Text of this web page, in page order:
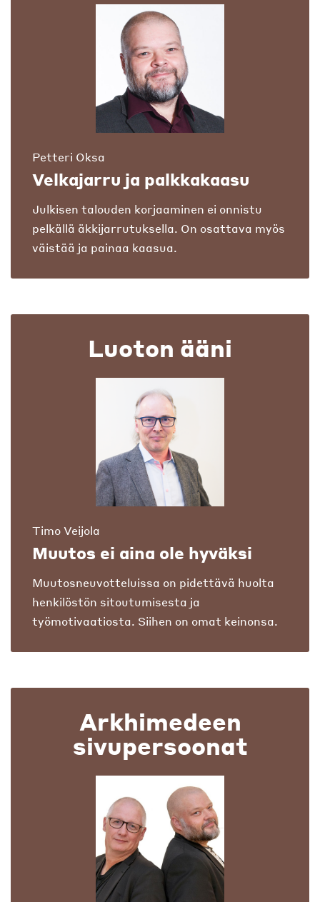
Petteri Oksa
Velkajarru ja palkkakaasu
Julkisen talouden korjaaminen ei onnistu
pelkällä äkkijarrutuksella. On osattava myös
väistää ja painaa kaasua.
Luoton ääni
Timo Veijola
Muutos ei aina ole hyväksi
Muutosneuvotteluissa on pidettävä huolta
henkilöstön sitoutumisesta ja
työmotivaatiosta. Siihen on omat keinonsa.
Arkhimedeen
sivupersoonat